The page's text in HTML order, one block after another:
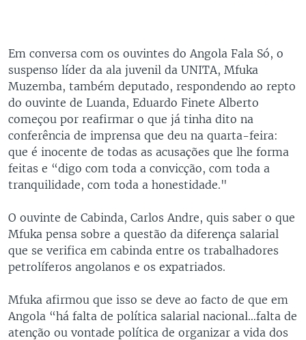
Em conversa com os ouvintes do Angola Fala Só, o
suspenso líder da ala juvenil da UNITA, Mfuka
Muzemba, também deputado, respondendo ao repto
do ouvinte de Luanda, Eduardo Finete Alberto
começou por reafirmar o que já tinha dito na
conferência de imprensa que deu na quarta-feira:
que é inocente de todas as acusações que lhe forma
feitas e “digo com toda a convicção, com toda a
tranquilidade, com toda a honestidade."
O ouvinte de Cabinda, Carlos Andre, quis saber o que
Mfuka pensa sobre a questão da diferença salarial
que se verifica em cabinda entre os trabalhadores
petrolíferos angolanos e os expatriados.
Mfuka afirmou que isso se deve ao facto de que em
Angola “há falta de política salarial nacional…falta de
atenção ou vontade política de organizar a vida dos